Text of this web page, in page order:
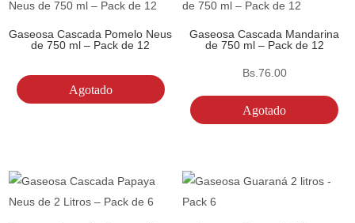
Gaseosa Cascada Pomelo Neus
de 750 ml – Pack de 12
Agotado
Gaseosa Cascada Mandarina
de 750 ml – Pack de 12
Bs. 76.00
Agotado